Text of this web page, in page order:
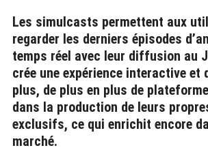
Les simulcasts permettent aux
regarder les derniers épisodes
temps réel avec leur diffusion au
crée une expérience interactive et
plus, de plus en plus de
dans la production de leurs
exclusifs, ce qui enrichit encore
marché.